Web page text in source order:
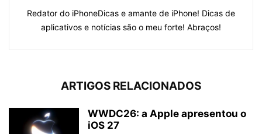
Redator do iPhoneDicas e amante de iPhone! Dicas de
aplicativos e notícias são o meu forte! Abraços!
ARTIGOS RELACIONADOS
WWDC26: a Apple apresentou o
iOS 27